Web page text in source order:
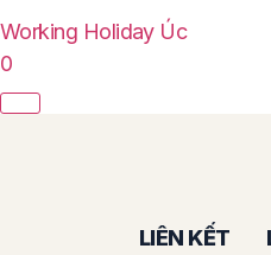
Working Holiday Úc
0
LIÊN KẾT